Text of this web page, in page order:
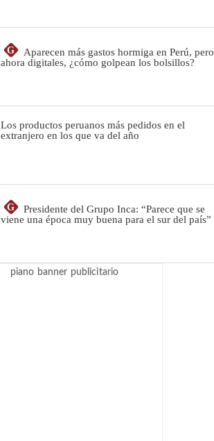
G
Aparecen más gastos hormiga en Perú, pero
ahora digitales, ¿cómo golpean los bolsillos?
Los productos peruanos más pedidos en el
extranjero en los que va del año
G
Presidente del Grupo Inca: “Parece que se
viene una época muy buena para el sur del país”